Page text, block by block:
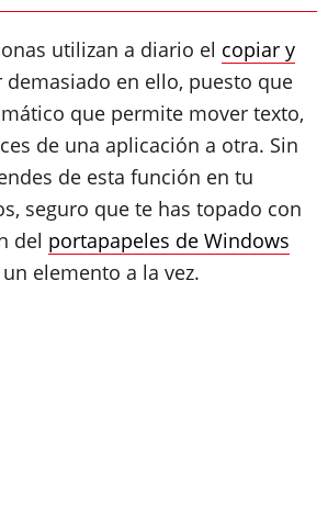
utilizan a diario el copiar y
demasiado en ello, puesto que
que permite mover texto,
de una aplicación a otra. Sin
de esta función en tu
seguro que te has topado con
del portapapeles de Windows
elemento a la vez.